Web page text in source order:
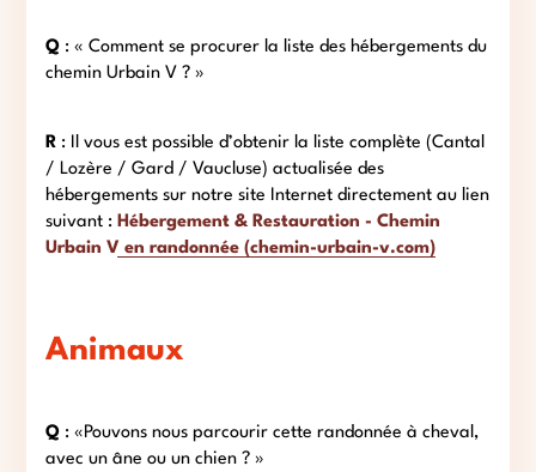
Q : « Comment se procurer la liste des hébergements du
chemin Urbain V ? »
R : Il vous est possible d’obtenir la liste complète (Cantal
/ Lozère / Gard / Vaucluse) actualisée des
hébergements sur notre site Internet directement au lien
suivant : Hébergement & Restauration - Chemin
Urbain V en randonnée (chemin-urbain-v.com)
Animaux
Q : «Pouvons nous parcourir cette randonnée à cheval,
avec un âne ou un chien ? »